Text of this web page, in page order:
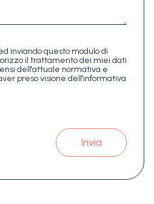
inviando questo modulo di
il trattamento dei miei dati
dell'attuale normativa e
preso visione dell'informativa
Invia